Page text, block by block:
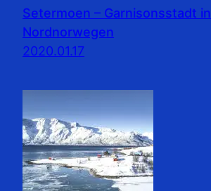
Setermoen – Garnisonsstadt in
Nordnorwegen
2020.01.17